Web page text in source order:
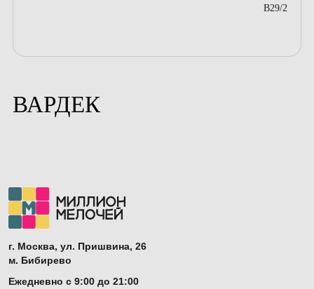
B29/2
ВАРДЕК
г. Москва, ул. Пришвина, 26
м. Бибирево
Ежедневно с 9:00 до 21:00